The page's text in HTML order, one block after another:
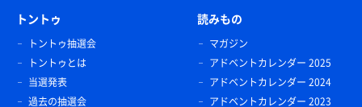
トントゥ
トントゥ抽選会
トントゥとは
当選発表
過去の抽選会
読みもの
マガジン
アドベントカレンダー 2025
アドベントカレンダー 2024
アドベントカレンダー 2023